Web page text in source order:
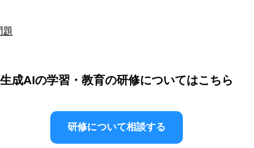
題
生成AIの学習・教育の研修についてはこちら
研修について相談する